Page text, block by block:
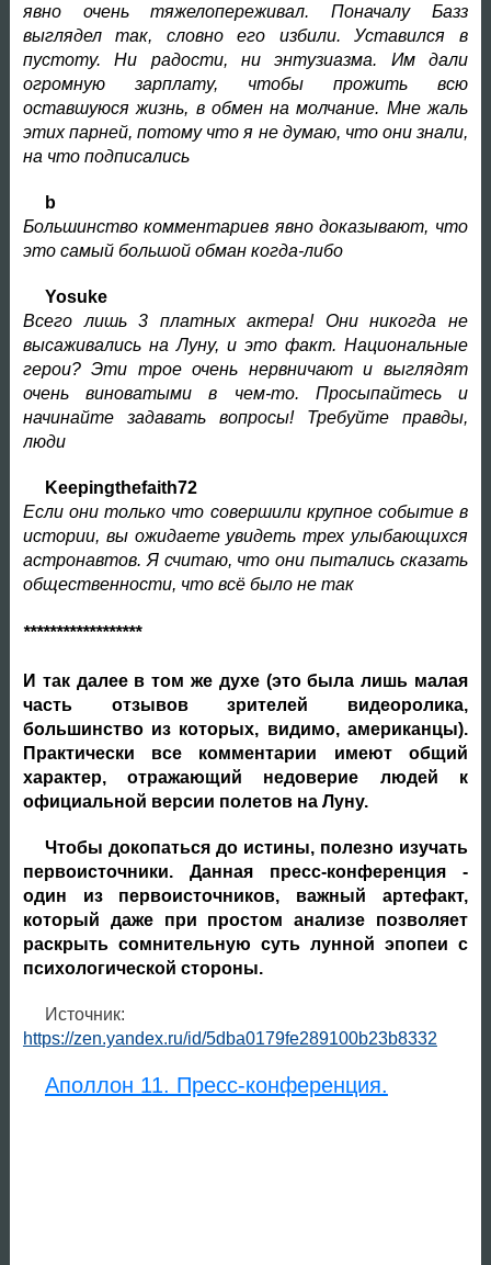
явно очень тяжелопереживал. Поначалу Базз
выглядел так, словно его избили. Уставился в
пустоту. Ни радости, ни энтузиазма. Им дали
огромную зарплату, чтобы прожить всю
оставшуюся жизнь, в обмен на молчание. Мне жаль
этих парней, потому что я не думаю, что они знали,
на что подписались
b
Большинство комментариев явно доказывают, что
это самый большой обман когда-либо
Yosuke
Всего лишь 3 платных актера! Они никогда не
высаживались на Луну, и это факт. Национальные
герои? Эти трое очень нервничают и выглядят
очень виноватыми в чем-то. Просыпайтесь и
начинайте задавать вопросы! Требуйте правды,
люди
Keepingthefaith72
Если они только что совершили крупное событие в
истории, вы ожидаете увидеть трех улыбающихся
астронавтов. Я считаю, что они пытались сказать
общественности, что всё было не так
******************
И так далее в том же духе (это была лишь малая
часть отзывов зрителей видеоролика,
большинство из которых, видимо, американцы).
Практически все комментарии имеют общий
характер, отражающий недоверие людей к
официальной версии полетов на Луну.
Чтобы докопаться до истины, полезно изучать
первоисточники. Данная пресс-конференция -
один из первоисточников, важный артефакт,
который даже при простом анализе позволяет
раскрыть сомнительную суть лунной эпопеи с
психологической стороны.
Источник:
https://zen.yandex.ru/id/5dba0179fe289100b23b8332
Аполлон 11. Пресс-конференция.